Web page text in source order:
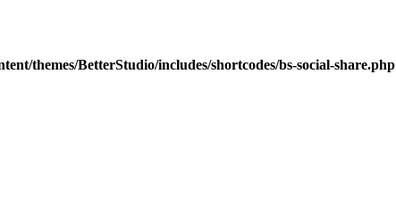
themes/BetterStudio/includes/shortcodes/bs-social-share.php